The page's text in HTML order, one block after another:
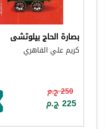
بصارة الحاج بيلوتشى
كريم علي القاهري
250 ج.م
225 ج.م